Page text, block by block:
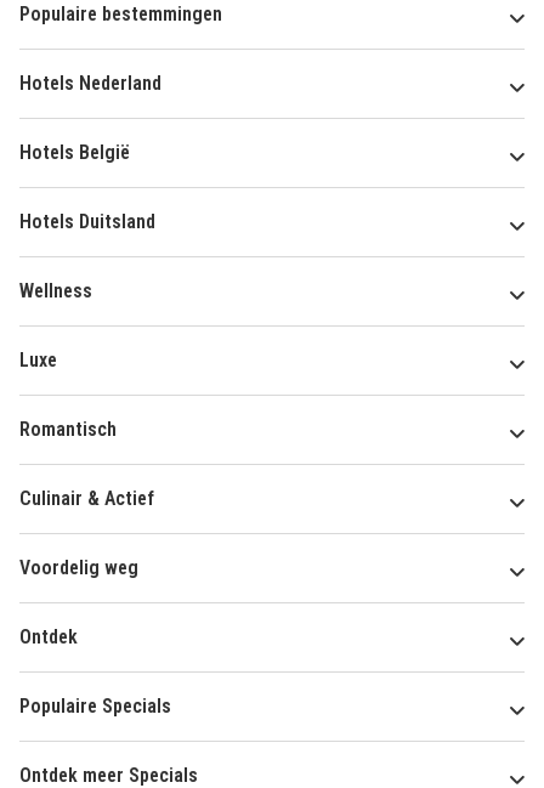
Populaire bestemmingen
Hotels Nederland
Hotels België
Hotels Duitsland
Wellness
Luxe
Romantisch
Culinair & Actief
Voordelig weg
Ontdek
Populaire Specials
Ontdek meer Specials